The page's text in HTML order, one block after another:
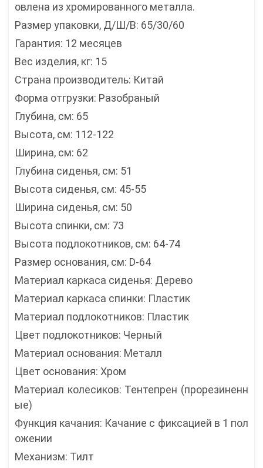
овлена из хромированного металла.
Размер упаковки, Д/Ш/В: 65/30/60
Гарантия: 12 месяцев
Вес изделия, кг: 15
Страна производитель: Китай
Форма отгрузки: Разобраный
Глубина, см: 65
Высота, см: 112-122
Ширина, см: 62
Глубина сиденья, см: 51
Высота сиденья, см: 45-55
Ширина сиденья, см: 50
Высота спинки, см: 73
Высота подлокотников, см: 64-74
Размер основания, см: D-64
Материал каркаса сиденья: Дерево
Материал каркаса спинки: Пластик
Материал подлокотников: Пластик
Цвет подлокотников: Черный
Материал основания: Металл
Цвет основания: Хром
Материал колесиков: Тентепрен (прорезиненн
ые)
Функция качания: Качание с фиксацией в 1 пол
ожении
Механизм: Тилт